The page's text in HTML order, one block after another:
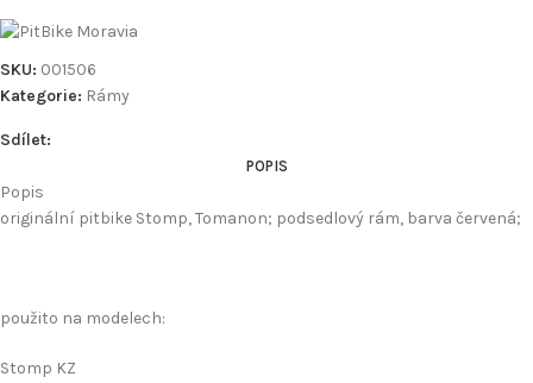
SKU: 001506
Kategorie: Rámy
Sdílet:
POPIS
Popis
originální pitbike Stomp, Tomanon; podsedlový rám, barva červená;
použito na modelech:
Stomp KZ